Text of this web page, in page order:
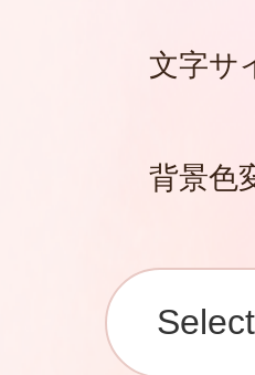
文字サ
背景色